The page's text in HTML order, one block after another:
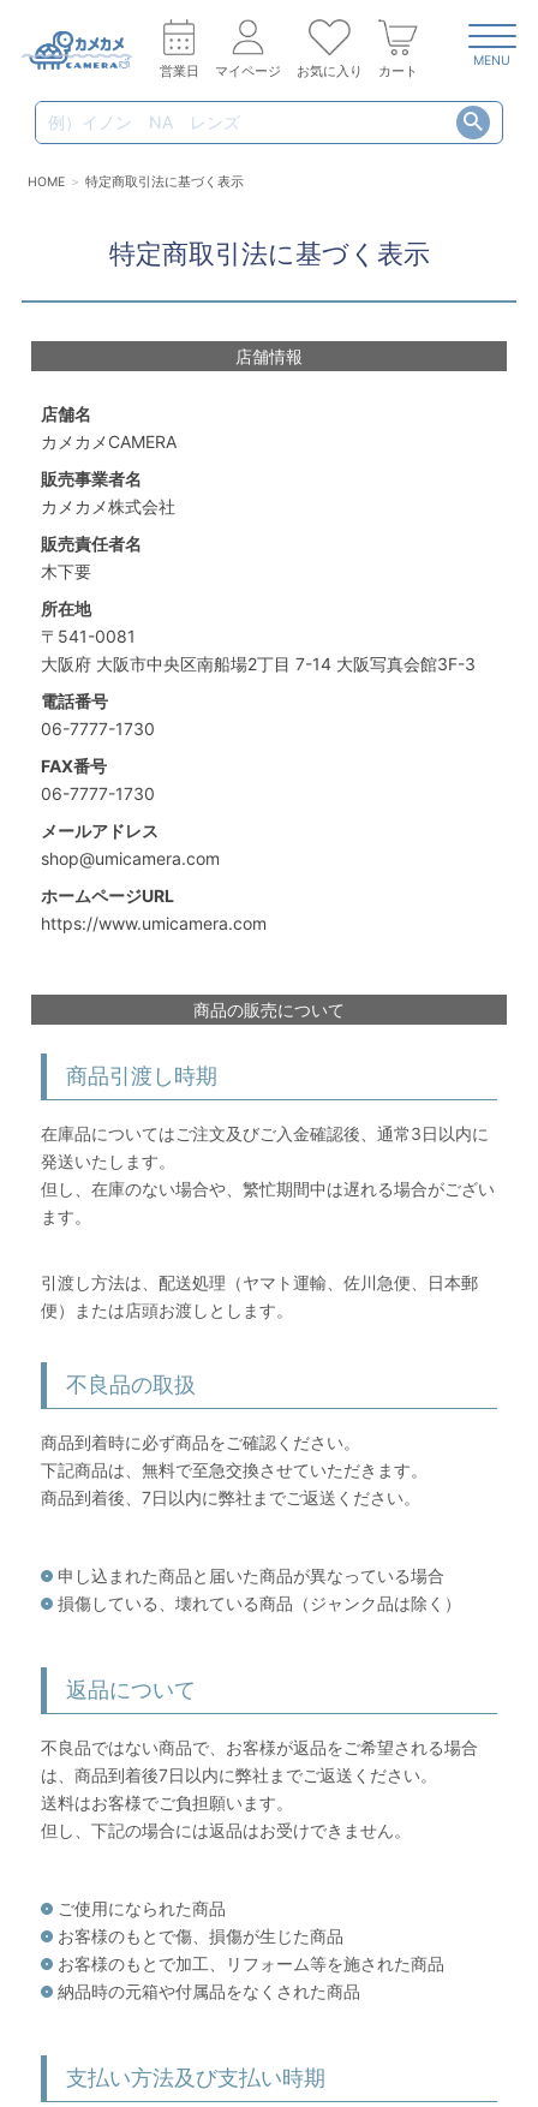
営業日 マイページ お気に入り カート
MENU
HOME 特定商取引法に基づく表示
特定商取引法に基づく表示
店舗情報
店舗名
カメカメCAMERA
販売事業者名
カメカメ株式会社
販売責任者名
木下要
所在地
〒541-0081
大阪府 大阪市中央区南船場2丁目 7-14 大阪写真会館3F-3
電話番号
06-7777-1730
FAX番号
06-7777-1730
メールアドレス
shop@umicamera.com
ホームページURL
https://www.umicamera.com
商品の販売について
商品引渡し時期
在庫品についてはご注文及びご入金確認後、通常3日以内に
発送いたします。
但し、在庫のない場合や、繁忙期間中は遅れる場合がござい
ます。
引渡し方法は、配送処理（ヤマト運輸、佐川急便、日本郵
便）または店頭お渡しとします。
不良品の取扱
商品到着時に必ず商品をご確認ください。
下記商品は、無料で至急交換させていただきます。
商品到着後、7日以内に弊社までご返送ください。
申し込まれた商品と届いた商品が異なっている場合
損傷している、壊れている商品（ジャンク品は除く）
返品について
不良品ではない商品で、お客様が返品をご希望される場合
は、商品到着後7日以内に弊社までご返送ください。
送料はお客様でご負担願います。
但し、下記の場合には返品はお受けできません。
ご使用になられた商品
お客様のもとで傷、損傷が生じた商品
お客様のもとで加工、リフォーム等を施された商品
納品時の元箱や付属品をなくされた商品
支払い方法及び支払い時期